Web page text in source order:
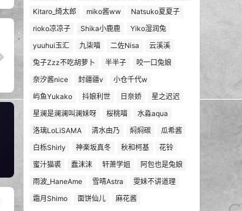
Kitaro_绮太郎
miko酱ww
Natsuko夏夏子
rioko凉凉子
Shika小鹿鹿
Yiko湿润兔
yuuhui玉汇
九柒喵 二佐Nisa
云溪溪
兔子Zzz不吃胡萝卜
半半子
咬一口兔娘
奈汐酱nice
封疆疆v
小仓千代w
屿鱼Yukako
抖娘利世 日奈娇
星之迟迟
星澜是澜澜叫澜妹呀
桜桃喵
水淼aqua
洛璃LoLiSAMA
清水由乃 焖焖碳
瓜希酱
白栎Shirly
神楽坂真冬 秋和柯基
花铃
蜜汁猫裘
蠢沫沫 轩萧学姐
阿包也是兔娘
雨波_HaneAme
雪晴Astra
雯妹不讲道理
霜月Shimo
面饼仙儿 麻花酱